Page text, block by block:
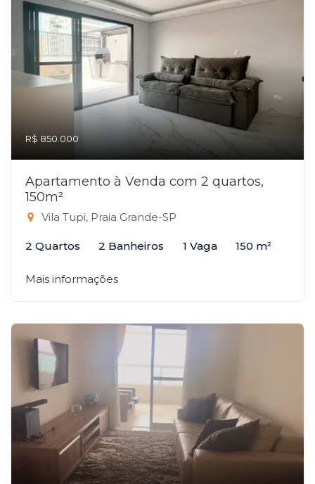
R$ 850.000
Apartamento à Venda com 2 quartos,
150m²
Vila Tupi, Praia Grande-SP
2 Quartos 2 Banheiros 1 Vaga 150 m²
Mais informações